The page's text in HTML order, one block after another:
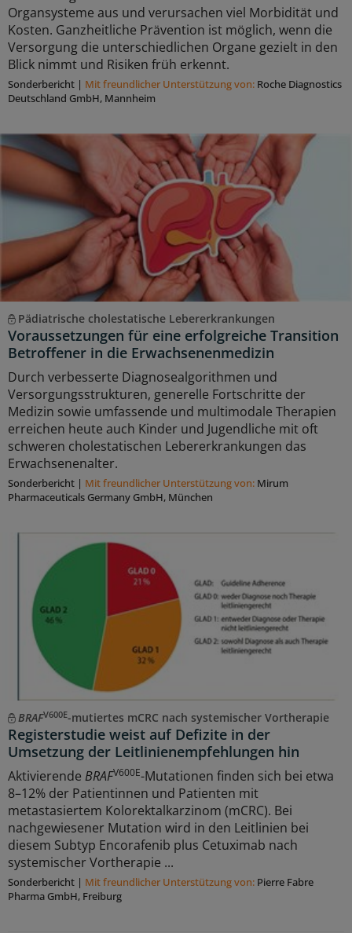
Organsysteme aus und verursachen viel Morbidität und
Kosten. Ganzheitliche Prävention ist möglich, wenn die
Versorgung die unterschiedlichen Organe gezielt in den
Blick nimmt und Risiken früh erkennt.
Sonderbericht | Mit freundlicher Unterstützung von: Roche Diagnostics
Deutschland GmbH, Mannheim
Pädiatrische cholestatische Lebererkrankungen
Voraussetzungen für eine erfolgreiche Transition
Betroffener in die Erwachsenenmedizin
Durch verbesserte Diagnosealgorithmen und
Versorgungsstrukturen, generelle Fortschritte der
Medizin sowie umfassende und multimodale Therapien
erreichen heute auch Kinder und Jugendliche mit oft
schweren cholestatischen Lebererkrankungen das
Erwachsenenalter.
Sonderbericht | Mit freundlicher Unterstützung von: Mirum
Pharmaceuticals Germany GmbH, München
BRAFV600E-mutiertes mCRC nach systemischer Vortherapie
Registerstudie weist auf Defizite in der
Umsetzung der Leitlinienempfehlungen hin
Aktivierende BRAFV600E-Mutationen finden sich bei etwa
8–12% der Patientinnen und Patienten mit
metastasiertem Kolorektalkarzinom (mCRC). Bei
nachgewiesener Mutation wird in den Leitlinien bei
diesem Subtyp Encorafenib plus Cetuximab nach
systemischer Vortherapie ...
Sonderbericht | Mit freundlicher Unterstützung von: Pierre Fabre
Pharma GmbH, Freiburg